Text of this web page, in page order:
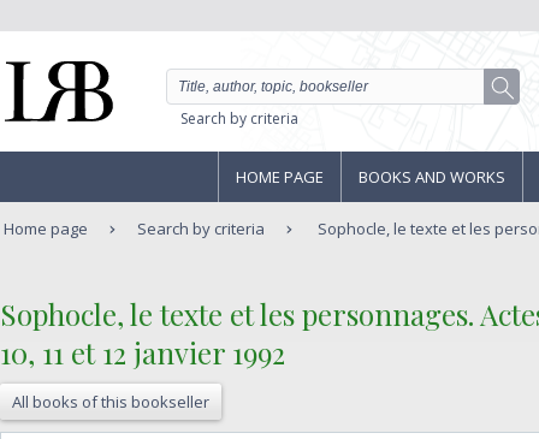
Search by criteria
HOME PAGE BOOKS AND WORKS
Home page Search by criteria Sophocle, le texte et les
‎Sophocle, le texte et les personnages.
10, 11 et 12 janvier 1992‎
All books of this bookseller